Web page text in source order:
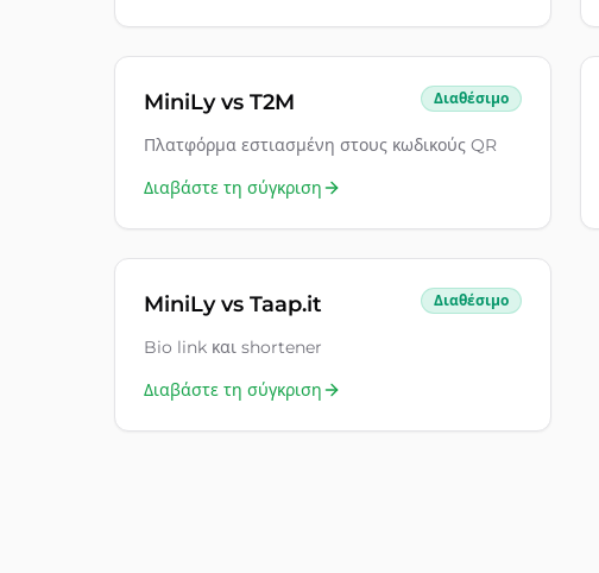
MiniLy vs T2M Διαθέσιμο
Πλατφόρμα εστιασμένη στους κωδικούς QR
Διαβάστε τη σύγκριση
MiniLy vs Taap.it Διαθέσιμο
Bio link και shortener
Διαβάστε τη σύγκριση